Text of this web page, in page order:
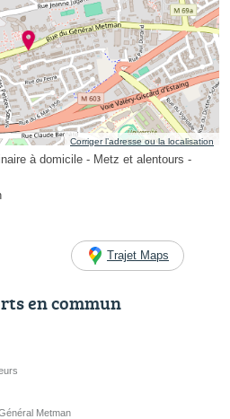
Corriger l’adresse ou la localisation
à domicile - Metz et alentours -
Trajet Maps
en commun
Metman